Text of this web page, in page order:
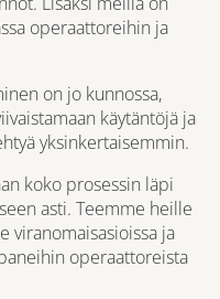
operaattoreihin ja
on jo kunnossa,
käytäntöjä ja
yksinkertaisemmin.
koko prosessin läpi
asti. Teemme heille
viranomaisasioissa ja
operaattoreista